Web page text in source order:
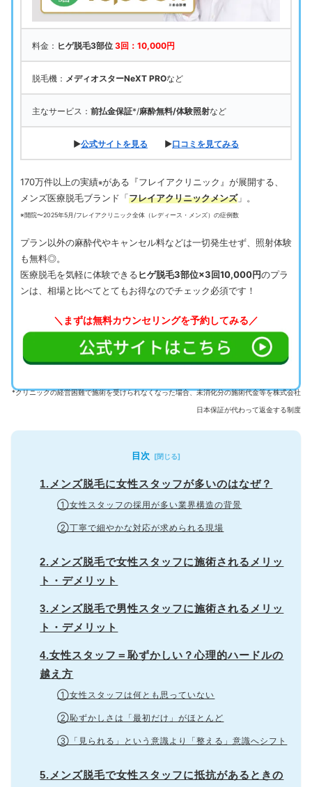
料金： ヒゲ脱毛3部位 3回：10,000円
脱毛機： メディオスターNeXT PROなど
主なサービス： 前払金保証*/麻酔無料/体験照射など
▶公式サイトを見る ▶口コミを見てみる
170万件以上の実績※がある『フレイアクリニック』が展開する、
メンズ医療脱毛ブランド「フレイアクリニックメンズ」。
※開院〜2025年5月/フレイアクリニック全体（レディース・メンズ）の症例数
プラン以外の麻酔代やキャンセル料などは一切発生せず、照射体験
も無料◎。
医療脱毛を気軽に体験できるヒゲ脱毛3部位×3回10,000円のプラ
ンは、相場と比べてとてもお得なのでチェック必須です！
＼まずは無料カウンセリングを予約してみる／
*クリニックの経営困難で施術を受けられなくなった場合、未消化分の施術代金等を株式会社
日本保証が代わって返金する制度
目次
1.メンズ脱毛に女性スタッフが多いのはなぜ？
①女性スタッフの採用が多い業界構造の背景
②丁寧で細やかな対応が求められる現場
2.メンズ脱毛で女性スタッフに施術されるメリッ
ト・デメリット
3.メンズ脱毛で男性スタッフに施術されるメリッ
ト・デメリット
4.女性スタッフ＝恥ずかしい？心理的ハードルの
越え方
①女性スタッフは何とも思っていない
②恥ずかしさは「最初だけ」がほとんど
③「見られる」という意識より「整える」意識へシフト
5.メンズ脱毛で女性スタッフに抵抗があるときの